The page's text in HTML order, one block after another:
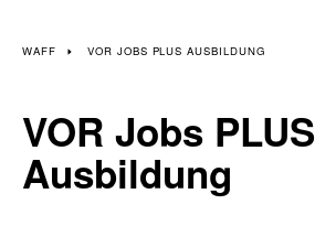
WAFF VOR JOBS PLUS AUSBILDUNG
VOR Jobs PLUS
Ausbildung